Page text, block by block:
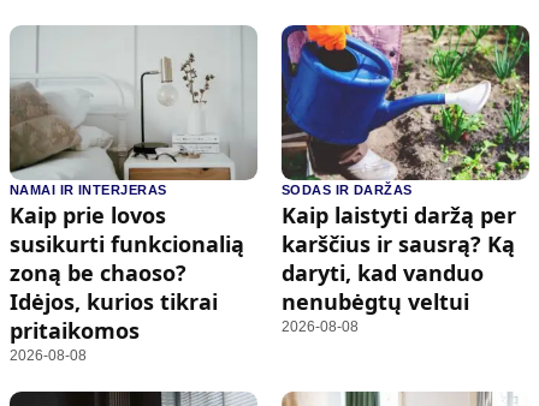
NAMAI IR INTERJERAS
Kaip prie lovos
susikurti funkcionalią
zoną be chaoso?
Idėjos, kurios tikrai
pritaikomos
2026-08-08
SODAS IR DARŽAS
Kaip laistyti daržą per
karščius ir sausrą? Ką
daryti, kad vanduo
nenubėgtų veltui
2026-08-08